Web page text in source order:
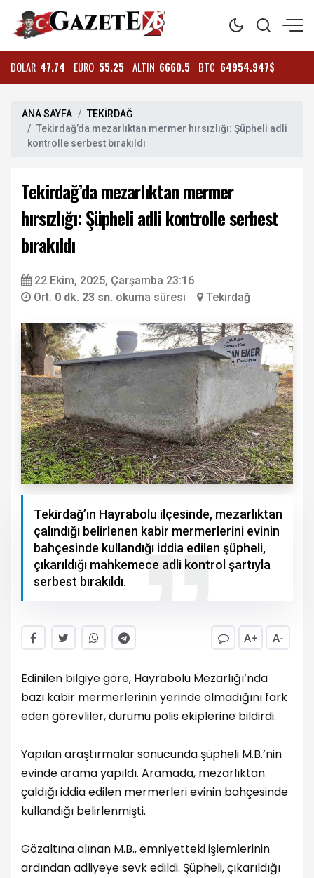
DOLAR 47.74 EURO 55.25 ALTIN 6660.5 BTC 64954.947$
ANA SAYFA
TEKİRDAĞ
Tekirdağ’da mezarlıktan mermer hırsızlığı: Şüpheli adli
kontrolle serbest bırakıldı
Tekirdağ’da mezarlıktan mermer
hırsızlığı: Şüpheli adli kontrolle serbest
bırakıldı
22 Ekim, 2025, Çarşamba 23:16
Ort. 0 dk. 23 sn. okuma süresi Tekirdağ
Tekirdağ’ın Hayrabolu ilçesinde, mezarlıktan
çalındığı belirlenen kabir mermerlerini evinin
bahçesinde kullandığı iddia edilen şüpheli,
çıkarıldığı mahkemece adli kontrol şartıyla
serbest bırakıldı.
A+ A-
Edinilen bilgiye göre, Hayrabolu Mezarlığı’nda
bazı kabir mermerlerinin yerinde olmadığını fark
eden görevliler, durumu polis ekiplerine bildirdi.
Yapılan araştırmalar sonucunda şüpheli M.B.’nin
evinde arama yapıldı. Aramada, mezarlıktan
çaldığı iddia edilen mermerleri evinin bahçesinde
kullandığı belirlenmişti.
Gözaltına alınan M.B., emniyetteki işlemlerinin
ardından adliyeye sevk edildi. Şüpheli, çıkarıldığı